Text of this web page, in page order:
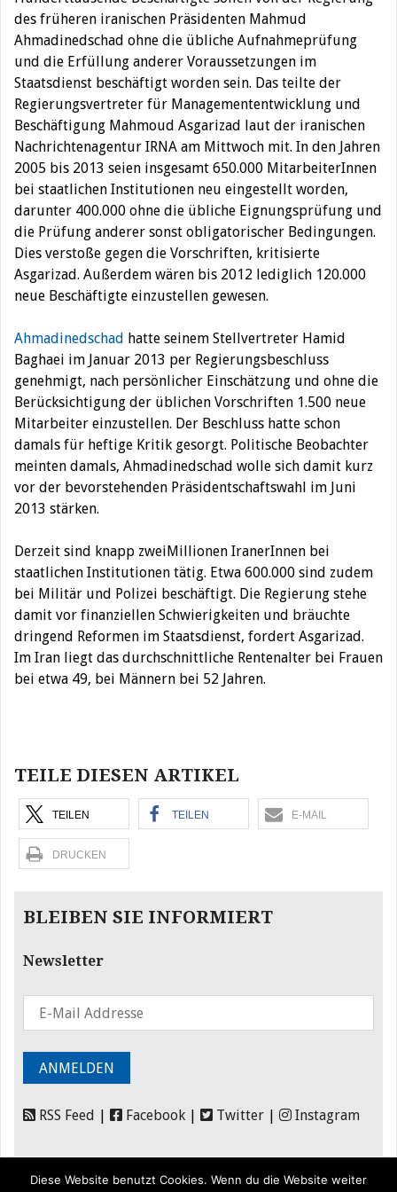
des früheren iranischen Präsidenten Mahmud
Ahmadinedschad ohne die übliche Aufnahmeprüfung
und die Erfüllung anderer Voraussetzungen im
Staatsdienst beschäftigt worden sein. Das teilte der
Regierungsvertreter für Managemententwicklung und
Beschäftigung Mahmoud Asgarizad laut der iranischen
Nachrichtenagentur IRNA am Mittwoch mit. In den Jahren
2005 bis 2013 seien insgesamt 650.000 MitarbeiterInnen
bei staatlichen Institutionen neu eingestellt worden,
darunter 400.000 ohne die übliche Eignungsprüfung und
die Prüfung anderer sonst obligatorischer Bedingungen.
Dies verstoße gegen die Vorschriften, kritisierte
Asgarizad. Außerdem wären bis 2012 lediglich 120.000
neue Beschäftigte einzustellen gewesen.
Ahmadinedschad hatte seinem Stellvertreter Hamid
Baghaei im Januar 2013 per Regierungsbeschluss
genehmigt, nach persönlicher Einschätzung und ohne die
Berücksichtigung der üblichen Vorschriften 1.500 neue
Mitarbeiter einzustellen. Der Beschluss hatte schon
damals für heftige Kritik gesorgt. Politische Beobachter
meinten damals, Ahmadinedschad wolle sich damit kurz
vor der bevorstehenden Präsidentschaftswahl im Juni
2013 stärken.
Derzeit sind knapp zweiMillionen IranerInnen bei
staatlichen Institutionen tätig. Etwa 600.000 sind zudem
bei Militär und Polizei beschäftigt. Die Regierung stehe
damit vor finanziellen Schwierigkeiten und bräuchte
dringend Reformen im Staatsdienst, fordert Asgarizad.
Im Iran liegt das durchschnittliche Rentenalter bei Frauen
bei etwa 49, bei Männern bei 52 Jahren.
TEILE DIESEN ARTIKEL
TEILEN TEILEN E-MAIL
DRUCKEN
BLEIBEN SIE INFORMIERT
Newsletter
RSS Feed Facebook Twitter Instagram
Diese Website benutzt Cookies. Wenn du die Website weiter